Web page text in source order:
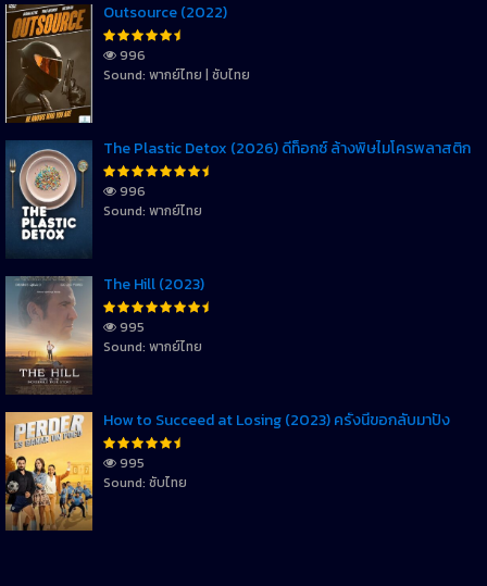
Outsource (2022)
996
Sound: พากย์ไทย | ซับไทย
The Plastic Detox (2026) ดีท็อกซ์ ล้างพิษไมโครพลาสติก
996
Sound: พากย์ไทย
The Hill (2023)
995
Sound: พากย์ไทย
How to Succeed at Losing (2023) ครั้งนี้ขอกลับมาปัง
995
Sound: ซับไทย